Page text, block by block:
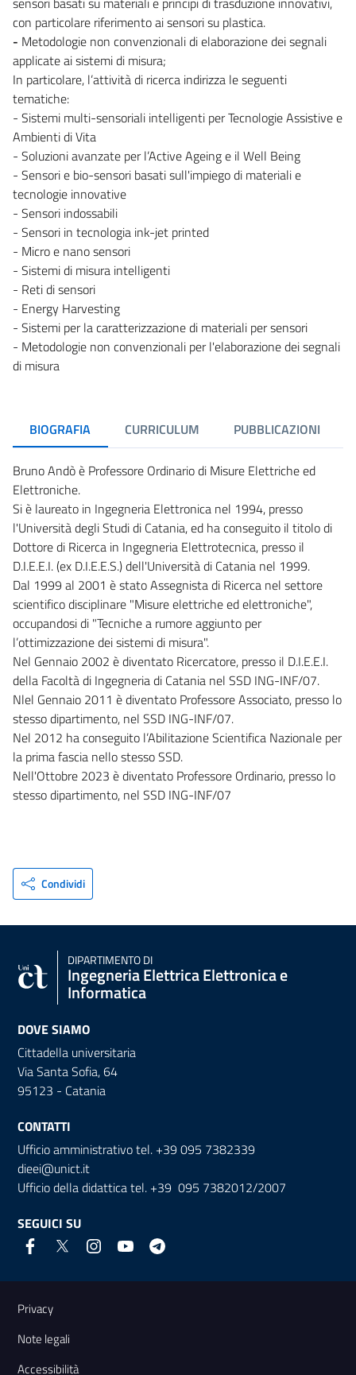
con particolare riferimento ai sensori su plastica.
- Metodologie non convenzionali di elaborazione dei segnali
applicate ai sistemi di misura;
In particolare, l’attività di ricerca indirizza le seguenti
tematiche:
- Sistemi multi-sensoriali intelligenti per Tecnologie Assistive e
Ambienti di Vita
- Soluzioni avanzate per l’Active Ageing e il Well Being
- Sensori e bio-sensori basati sull'impiego di materiali e
tecnologie innovative
- Sensori indossabili
- Sensori in tecnologia ink-jet printed
- Micro e nano sensori
- Sistemi di misura intelligenti
- Reti di sensori
- Energy Harvesting
- Sistemi per la caratterizzazione di materiali per sensori
- Metodologie non convenzionali per l'elaborazione dei segnali
di misura
BIOGRAFIA CURRICULUM PUBBLICAZIONI
Bruno Andò è Professore Ordinario di Misure Elettriche ed
Elettroniche.
Si è laureato in Ingegneria Elettronica nel 1994, presso
l'Università degli Studi di Catania, ed ha conseguito il titolo di
Dottore di Ricerca in Ingegneria Elettrotecnica, presso il
D.I.E.E.I. (ex D.I.E.E.S.) dell'Università di Catania nel 1999.
Dal 1999 al 2001 è stato Assegnista di Ricerca nel settore
scientifico disciplinare "Misure elettriche ed elettroniche",
occupandosi di "Tecniche a rumore aggiunto per
l’ottimizzazione dei sistemi di misura".
Nel Gennaio 2002 è diventato Ricercatore, presso il D.I.E.E.I.
della Facoltà di Ingegneria di Catania nel SSD ING-INF/07.
Nlel Gennaio 2011 è diventato Professore Associato, presso lo
stesso dipartimento, nel SSD ING-INF/07.
Nel 2012 ha conseguito l’Abilitazione Scientifica Nazionale per
la prima fascia nello stesso SSD.
Nell'Ottobre 2023 è diventato Professore Ordinario, presso lo
stesso dipartimento, nel SSD ING-INF/07
Condividi
DIPARTIMENTO DI
Ingegneria Elettrica Elettronica e
Informatica
DOVE SIAMO
Cittadella universitaria
Via Santa Sofia, 64
95123 - Catania
CONTATTI
Ufficio amministrativo tel. +39 095 7382339
dieei@unict.it
Ufficio della didattica tel. +39 095 7382012/2007
SEGUICI SU
Link e informazioni utili
Privacy
Note legali
Accessibilità